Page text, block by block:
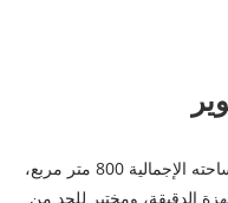
ينقسم مختبر مراقبة الجودة، الذي تبلغ مساحته الإجمالية 800 متر مربع،
الدقيقة، ومختبر للحد من